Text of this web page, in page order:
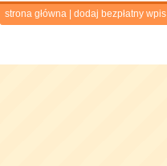
strona główna dodaj bezpłatny wpis